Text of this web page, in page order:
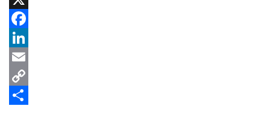
X
Facebook
LinkedIn
Email
Copy